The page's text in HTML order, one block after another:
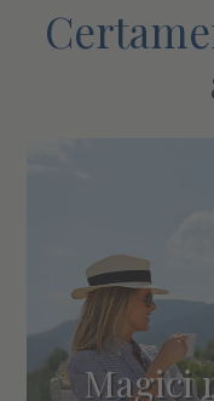
Magici